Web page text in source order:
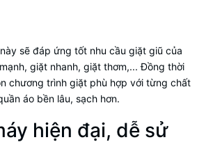
sẽ đáp ứng tốt nhu cầu giặt giũ của
giặt nhanh, giặt thơm,... Đồng thời
chương trình giặt phù hợp với từng chất
áo bền lâu, sạch hơn.
hiện đại, dễ sử